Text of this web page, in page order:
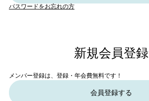
パスワードをお忘れの方
新規会員登録
メンバー登録は、登録・年会費無料です！
会員登録する